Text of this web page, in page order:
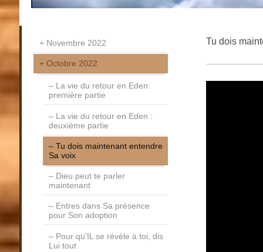
Tu dois
Novembre 2022
Octobre 2022
La vie du retour en Eden:
première partie
La vie du retour en Eden :
deuxième partie
Tu dois maintenant entendre
Sa voix
Dieu peut te parler
maintenant
Entres dans Sa présence
pour Son adoption
Pour qu'IL se révèle à toi, dis
Lui tout